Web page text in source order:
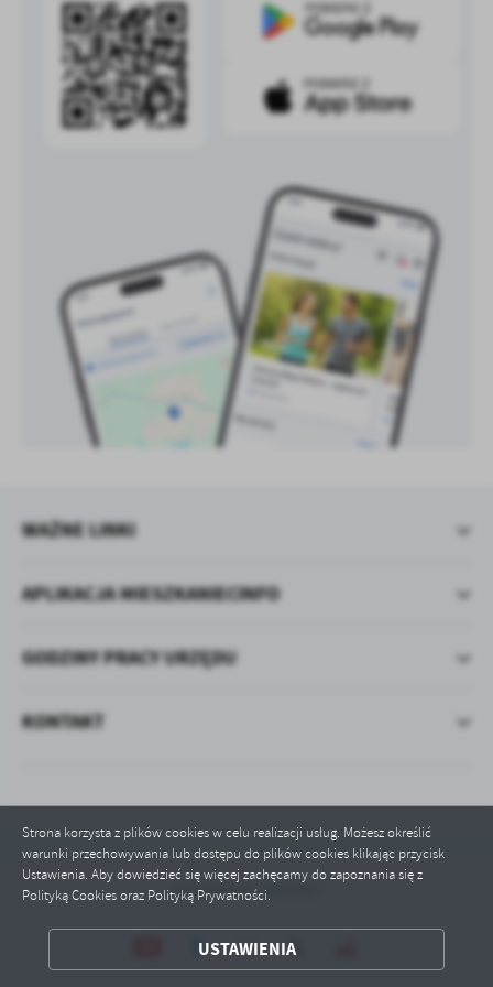
Strona korzysta z plików cookies w celu realizacji usług. Możesz określić
warunki przechowywania lub dostępu do plików cookies klikając przycisk
Ustawienia. Aby dowiedzieć się więcej zachęcamy do zapoznania się z
Polityką Cookies oraz Polityką Prywatności.
USTAWIENIA
treści w postaci wiadomości, ofert, komunikatów mediów
społecznościowych.
ZAPISZ WYBRANE
WAŻNE LINKI
APLIKACJA MIESZKANIECINFO
GODZINY PRACY URZĘDU
KONTAKT
Odwiedzin: 1056267